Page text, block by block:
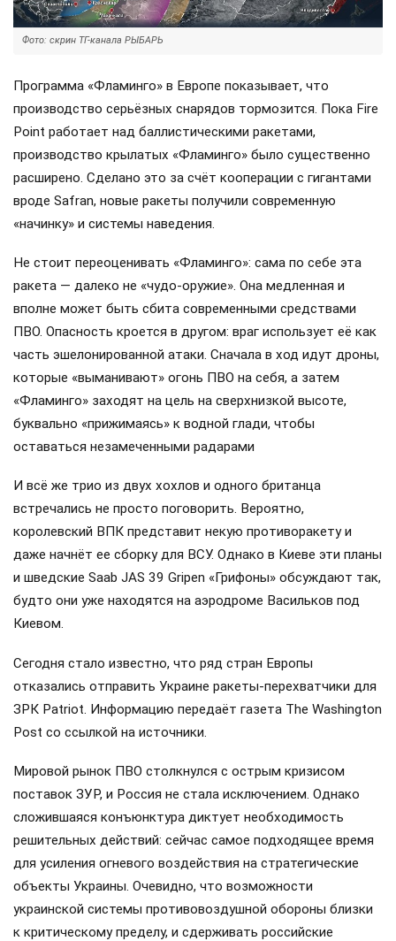
Фото: скрин ТГ-канала РЫБАРЬ
Программа «Фламинго» в Европе показывает, что
производство серьёзных снарядов тормозится. Пока Fire
Point работает над баллистическими ракетами,
производство крылатых «Фламинго» было существенно
расширено. Сделано это за счёт кооперации с гигантами
вроде Safran, новые ракеты получили современную
«начинку» и системы наведения.
Не стоит переоценивать «Фламинго»: сама по себе эта
ракета — далеко не «чудо-оружие». Она медленная и
вполне может быть сбита современными средствами
ПВО. Опасность кроется в другом: враг использует её как
часть эшелонированной атаки. Сначала в ход идут дроны,
которые «выманивают» огонь ПВО на себя, а затем
«Фламинго» заходят на цель на сверхнизкой высоте,
буквально «прижимаясь» к водной глади, чтобы
оставаться незамеченными радарами
И всё же трио из двух хохлов и одного британца
встречались не просто поговорить. Вероятно,
королевский ВПК представит некую противоракету и
даже начнёт ее сборку для ВСУ. Однако в Киеве эти планы
и шведские Saab JAS 39 Gripen «Грифоны» обсуждают так,
будто они уже находятся на аэродроме Васильков под
Киевом.
Сегодня стало известно, что ряд стран Европы
отказались отправить Украине ракеты-перехватчики для
ЗРК Patriot. Информацию передаёт газета The Washington
Post со ссылкой на источники.
Мировой рынок ПВО столкнулся с острым кризисом
поставок ЗУР, и Россия не стала исключением. Однако
сложившаяся конъюнктура диктует необходимость
решительных действий: сейчас самое подходящее время
для усиления огневого воздействия на стратегические
объекты Украины. Очевидно, что возможности
украинской системы противовоздушной обороны близки
к критическому пределу, и сдерживать российские